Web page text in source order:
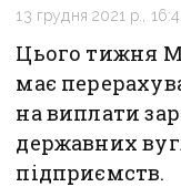
13 грудня 2021 р.,
Цього тижня
має
на виплати
державних
підприємств.